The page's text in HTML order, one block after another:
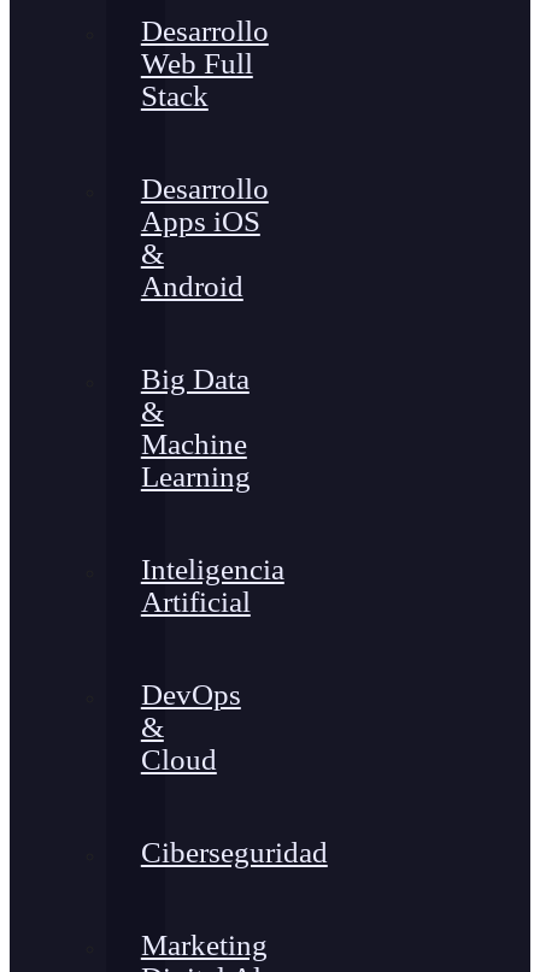
Desarrollo
Web Full
Stack
Desarrollo
Apps iOS
&
Android
Big Data
&
Machine
Learning
Inteligencia
Artificial
DevOps
&
Cloud
Ciberseguridad
Marketing